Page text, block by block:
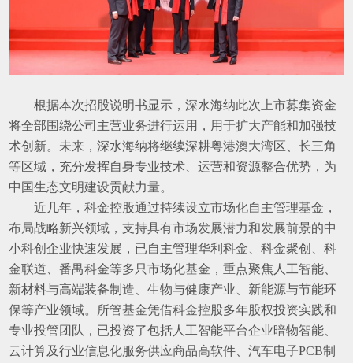
根据本次招股说明书显示，深水海纳此次上市募集资金
将全部围绕公司主营业务进行运用，用于扩大产能和加强技
术创新。未来，深水海纳将继续深耕粤港澳大湾区、长三角
等区域，充分发挥自身专业技术、运营和资源整合优势，为
中国生态文明建设贡献力量。
近几年，科金控股通过持续设立市场化自主管理基金，
布局战略新兴领域，支持具有市场发展潜力和发展前景的中
小科创企业快速发展，已自主管理华利科金、科金聚创、科
金联道、番禺科金等多只市场化基金，重点聚焦人工智能、
新材料与高端装备制造、生物与健康产业、新能源与节能环
保等产业领域。所管基金凭借科金控股多年股权投资实践和
专业投管团队，已投资了包括人工智能平台企业暗物智能、
云计算及行业信息化服务供应商品高软件、汽车电子PCB制